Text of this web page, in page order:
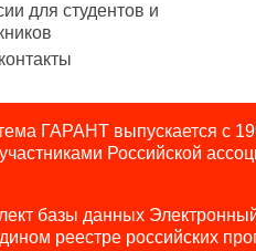
для студентов и
ГАРАНТ выпускается с
Российской
базы данных
реестре российских